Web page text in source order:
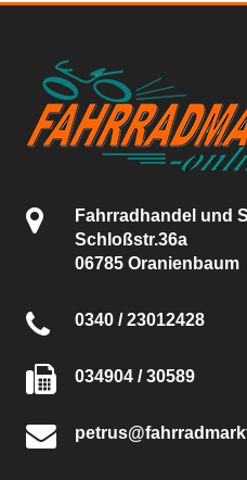
Fahrradhandel und
Schloßstr.36a
06785 Oranienbaum
0340 / 23012428
034904 / 30589